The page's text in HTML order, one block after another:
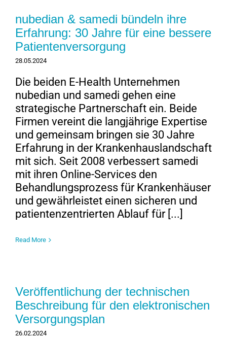
nubedian & samedi bündeln ihre
Erfahrung: 30 Jahre für eine bessere
Patientenversorgung
28.05.2024
Die beiden E-Health Unternehmen
nubedian und samedi gehen eine
strategische Partnerschaft ein. Beide
Firmen vereint die langjährige Expertise
und gemeinsam bringen sie 30 Jahre
Erfahrung in der Krankenhauslandschaft
mit sich. Seit 2008 verbessert samedi
mit ihren Online-Services den
Behandlungsprozess für Krankenhäuser
und gewährleistet einen sicheren und
patientenzentrierten Ablauf für [...]
Read More
Veröffentlichung der technischen
Beschreibung für den elektronischen
Versorgungsplan
26.02.2024